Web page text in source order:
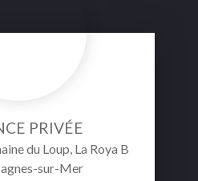
PRIVÉE
du Loup, La Roya B
sur-Mer